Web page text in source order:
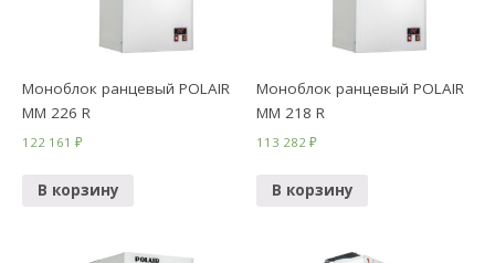
Моноблок ранцевый POLAIR
MM 226 R
122 161₽
В корзину
Моноблок ранцевый POLAIR
ММ 218 R
113 282₽
В корзину